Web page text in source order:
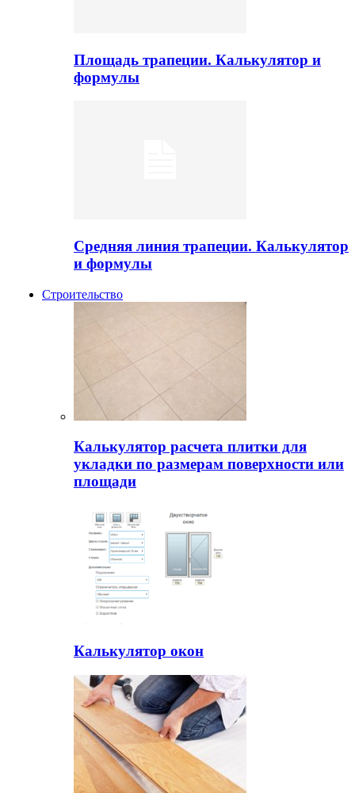
Площадь трапеции. Калькулятор и
формулы
Средняя линия трапеции. Калькулятор
и формулы
Строительство
Калькулятор расчета плитки для
укладки по размерам поверхности или
площади
Калькулятор окон